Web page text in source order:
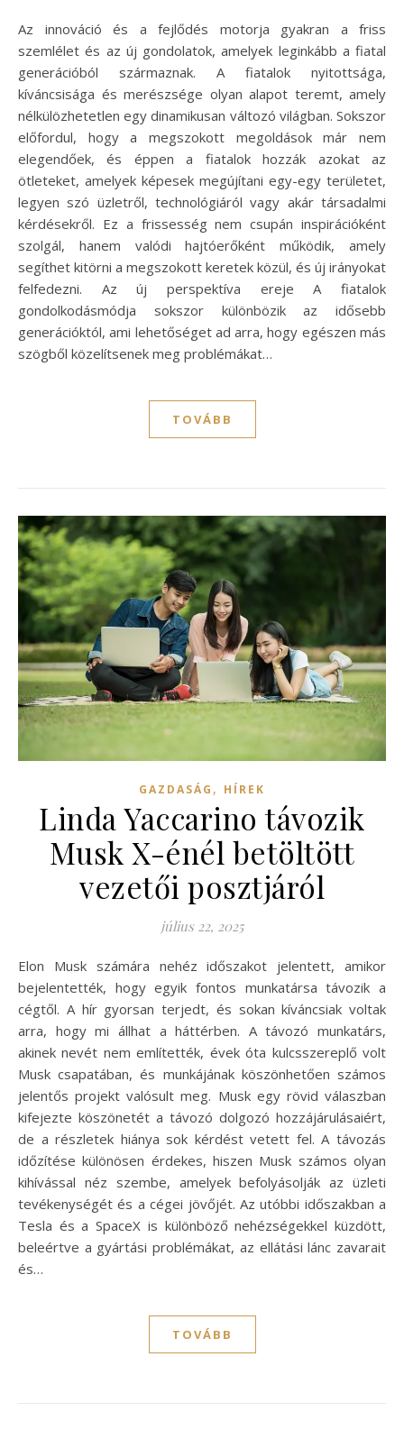
Az innováció és a fejlődés motorja gyakran a friss
szemlélet és az új gondolatok, amelyek leginkább a fiatal
generációból származnak. A fiatalok nyitottsága,
kíváncsisága és merészsége olyan alapot teremt, amely
nélkülözhetetlen egy dinamikusan változó világban. Sokszor
előfordul, hogy a megszokott megoldások már nem
elegendőek, és éppen a fiatalok hozzák azokat az
ötleteket, amelyek képesek megújítani egy-egy területet,
legyen szó üzletről, technológiáról vagy akár társadalmi
kérdésekről. Ez a frissesség nem csupán inspirációként
szolgál, hanem valódi hajtóerőként működik, amely
segíthet kitörni a megszokott keretek közül, és új irányokat
felfedezni. Az új perspektíva ereje A fiatalok
gondolkodásmódja sokszor különbözik az idősebb
generációktól, ami lehetőséget ad arra, hogy egészen más
szögből közelítsenek meg problémákat…
TOVÁBB
GAZDASÁG , HÍREK
Linda Yaccarino távozik
Musk X-énél betöltött
vezetői posztjáról
július 22, 2025
Elon Musk számára nehéz időszakot jelentett, amikor
bejelentették, hogy egyik fontos munkatársa távozik a
cégtől. A hír gyorsan terjedt, és sokan kíváncsiak voltak
arra, hogy mi állhat a háttérben. A távozó munkatárs,
akinek nevét nem említették, évek óta kulcsszereplő volt
Musk csapatában, és munkájának köszönhetően számos
jelentős projekt valósult meg. Musk egy rövid válaszban
kifejezte köszönetét a távozó dolgozó hozzájárulásaiért,
de a részletek hiánya sok kérdést vetett fel. A távozás
időzítése különösen érdekes, hiszen Musk számos olyan
kihívással néz szembe, amelyek befolyásolják az üzleti
tevékenységét és a cégei jövőjét. Az utóbbi időszakban a
Tesla és a SpaceX is különböző nehézségekkel küzdött,
beleértve a gyártási problémákat, az ellátási lánc zavarait
és…
TOVÁBB